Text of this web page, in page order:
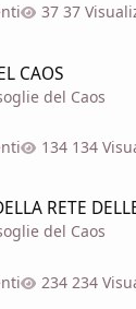
37
CAOS
del Caos
134
RETE
del Caos
234